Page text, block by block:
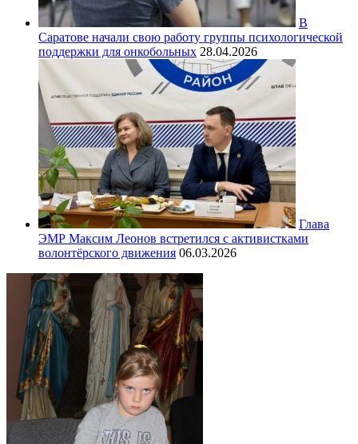
В
Саратове начали свою работу группы психологической
поддержки для онкобольных 28.04.2026
Глава
ЭМР Максим Леонов встретился с активистками
волонтёрского движения 06.03.2026